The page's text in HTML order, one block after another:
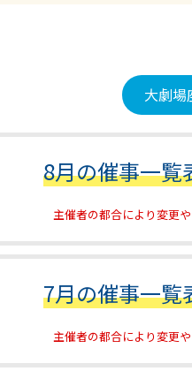
大劇場
8月の催事一覧
主催者の都合により変更
7月の催事一覧
主催者の都合により変更